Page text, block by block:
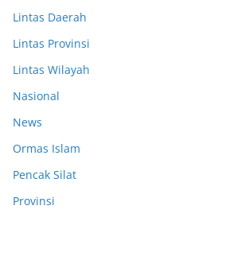
Lintas Daerah
Lintas Provinsi
Lintas Wilayah
Nasional
News
Ormas Islam
Pencak Silat
Provinsi